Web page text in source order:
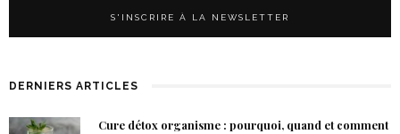
DERNIERS ARTICLES
Cure détox organisme : pourquoi, quand et comment